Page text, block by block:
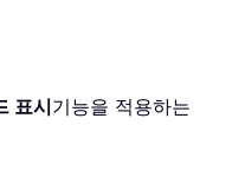
표시기능을 적용하는